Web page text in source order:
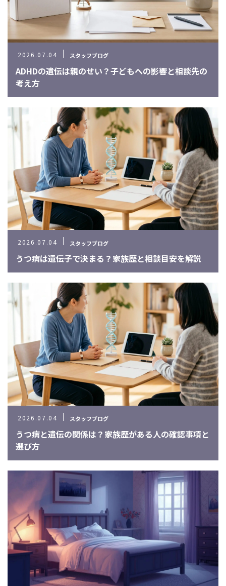
2026.07.04 スタッフブログ
ADHDの遺伝は親のせい？子どもへの影響と相談先の
考え方
2026.07.04 スタッフブログ
うつ病は遺伝子で決まる？家族歴と相談目安を解説
2026.07.04 スタッフブログ
うつ病と遺伝の関係は？家族歴がある人の確認事項と
選び方